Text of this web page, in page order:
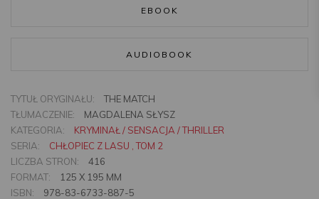
EBOOK
AUDIOBOOK
TYTUŁ ORYGINAŁU:
THE MATCH
TŁUMACZENIE:
MAGDALENA SŁYSZ
KATEGORIA:
KRYMINAŁ / SENSACJA / THRILLER
SERIA:
CHŁOPIEC Z LASU , TOM 2
LICZBA STRON:
416
FORMAT:
125 X 195 MM
ISBN:
978-83-6733-887-5